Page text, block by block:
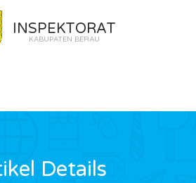
INSPEKTORAT
KABUPATEN BERAU
Details